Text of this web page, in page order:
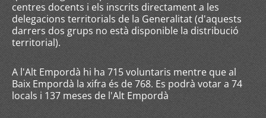
centres docents i els inscrits directament a les
delegacions territorials de la Generalitat (d'aquests
darrers dos grups no està disponible la distribució
territorial).
A l'Alt Empordà hi ha 715 voluntaris mentre que al
Baix Empordà la xifra és de 768. Es podrà votar a 74
locals i 137 meses de l'Alt Empordà